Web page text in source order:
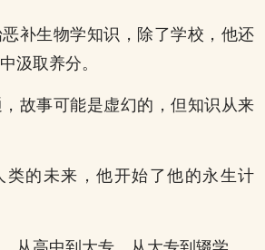
补生物学知识，除了学校，他还
汲取养分。
故事可能是虚幻的，但知识从来
类的未来，他开始了他的永生计